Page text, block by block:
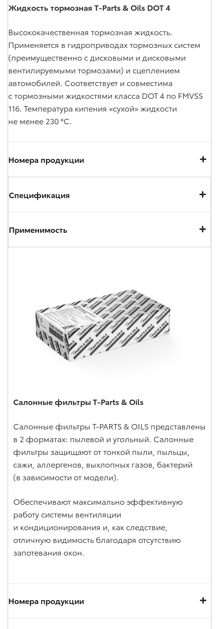
Жидкость тормозная T-Parts & Oils DOT 4
Высококачественная тормозная жидкость.
Применяется в гидроприводах тормозных систем
(преимущественно с дисковыми и дисковыми
вентилируемыми тормозами) и сцеплением
автомобилей. Соответствует и совместима
с тормозными жидкостями класса DOT 4 по FMVSS
116. Температура кипения «сухой» жидкости
не менее 230 °C.
Номера продукции
Спецификация
Применимость
Салонные фильтры T-Parts & Oils
Салонные фильтры T-PARTS & OILS представлены
в 2 форматах: пылевой и угольный. Салонные
фильтры защищают от тонкой пыли, пыльцы,
сажи, аллергенов, выхлопных газов, бактерий
(в зависимости от модели).
Обеспечивают максимально эффективную
работу системы вентиляции
и кондиционирования и, как следствие,
отличную видимость благодаря отсутствию
запотевания окон.
Номера продукции